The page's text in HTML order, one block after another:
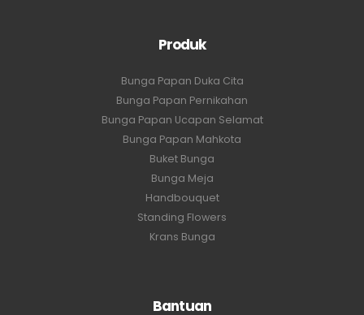
Produk
Bunga Papan Duka Cita
Bunga Papan Pernikahan
Bunga Papan Ucapan Selamat
Bunga Papan Mahkota
Buket Bunga
Bunga Meja
Handbouquet
Standing Flowers
Krans Bunga
Bantuan